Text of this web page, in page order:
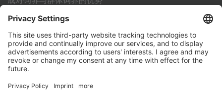
利用标准化作业流程 (SOP) 为犊牛的成功饲养铺平道路
其它
联系方式
PartnerPortal